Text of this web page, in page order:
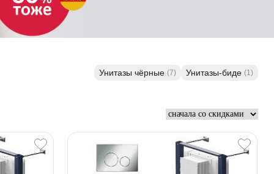
Унитазы чёрные (7) Унитазы-биде (1)